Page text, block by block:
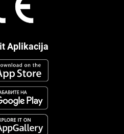
Aplikacija